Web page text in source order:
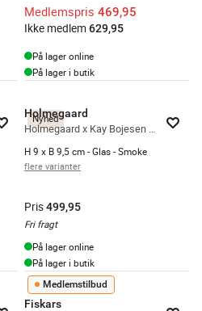
Medlemspris 469,95
Ikke medlem 629,95
På lager online
På lager i butik
Nyhed
Holmegaard
Holmegaard x Kay Bojesen Sangfugl - Mini
H 9 x B 9,5 cm - Glas - Smoke
flere varianter
Pris499,95
Fri fragt
På lager online
På lager i butik
Medlemstilbud
Fiskars